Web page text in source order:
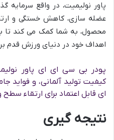
پاور نولیمیت، در واقع سرمایه
عضله سازی، کاهش خستگی و
محصول، به شما کمک می کند تا
اهداف خود در دنیای ورزش قدم
پودر بی سی ای ای پاور
کیفیت تولید آلمانی، و فواید
ای قابل اعتماد برای ارتقاء
نتیجه گیری